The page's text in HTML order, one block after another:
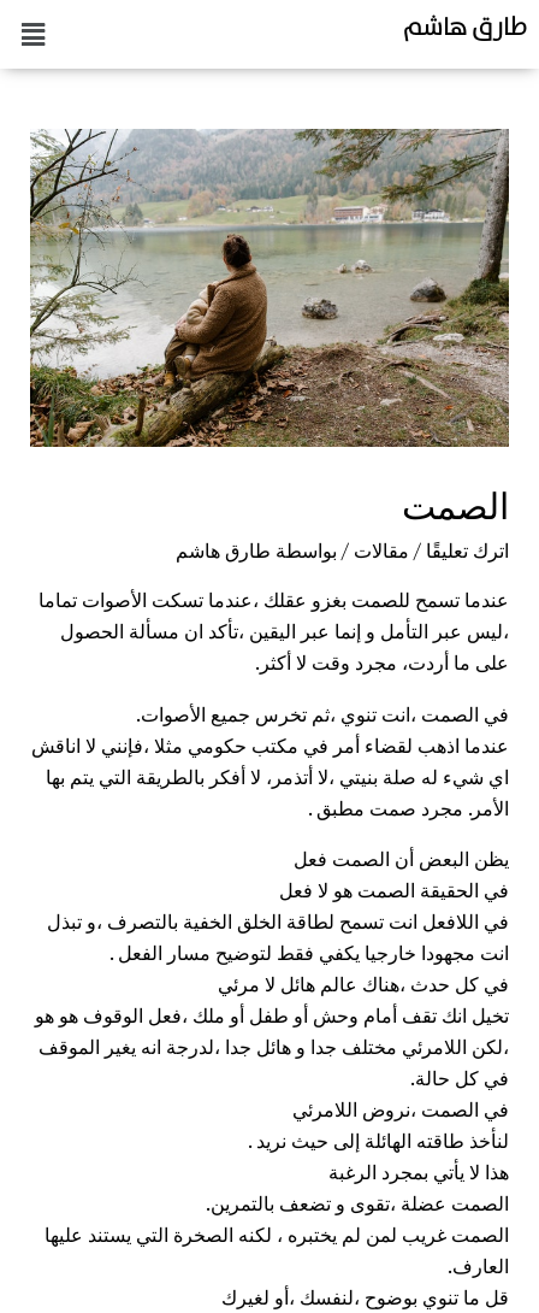
طارق هاشم
الصمت
اترك تعليقًا / مقالات / بواسطة طارق هاشم
عندما تسمح للصمت بغزو عقلك ،عندما تسكت الأصوات تماما
،ليس عبر التأمل و إنما عبر اليقين ،تأكد ان مسألة الحصول
على ما أردت، مجرد وقت لا أكثر.
في الصمت ،انت تنوي ،ثم تخرس جميع الأصوات.
عندما اذهب لقضاء أمر في مكتب حكومي مثلا ،فإنني لا اناقش
اي شيء له صلة بنيتي ،لا أتذمر، لا أفكر بالطريقة التي يتم بها
الأمر. مجرد صمت مطبق .
يظن البعض أن الصمت فعل
في الحقيقة الصمت هو لا فعل
في اللافعل انت تسمح لطاقة الخلق الخفية بالتصرف ،و تبذل
انت مجهودا خارجيا يكفي فقط لتوضيح مسار الفعل .
في كل حدث ،هناك عالم هائل لا مرئي
تخيل انك تقف أمام وحش أو طفل أو ملك ،فعل الوقوف هو هو
،لكن اللامرئي مختلف جدا و هائل جدا ،لدرجة انه يغير الموقف
في كل حالة.
في الصمت ،نروض اللامرئي
لنأخذ طاقته الهائلة إلى حيث نريد .
هذا لا يأتي بمجرد الرغبة
الصمت عضلة ،تقوى و تضعف بالتمرين.
الصمت غريب لمن لم يختبره ، لكنه الصخرة التي يستند عليها
العارف.
قل ما تنوي بوضوح ،لنفسك ،أو لغيرك